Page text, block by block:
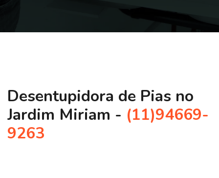
Desentupidora de Pias no
Jardim Miriam - (11)94669-
9263